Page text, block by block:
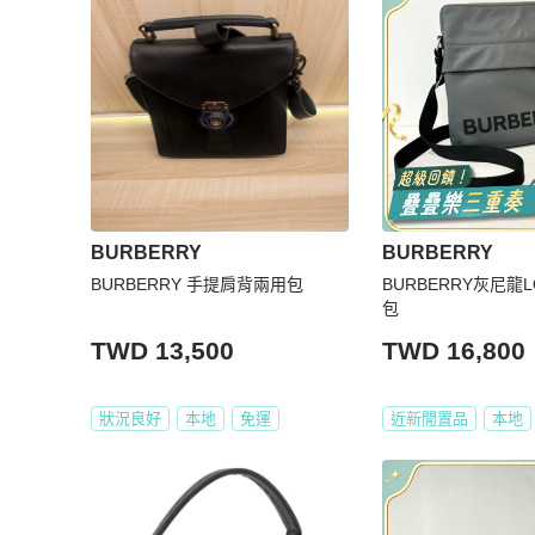
BURBERRY
BURBERRY 手提肩背兩用包
TWD 13,500
狀況良好 本地 免運
BURBERRY
BURBERRY灰尼龍
包
TWD 16,800
近新閒置品 本地